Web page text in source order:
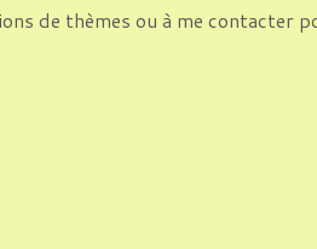
de thèmes ou à me contacter